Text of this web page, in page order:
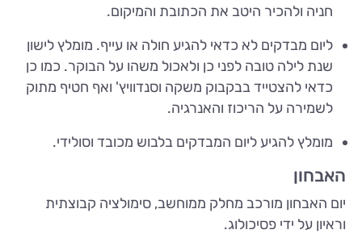
חניה ולהכיר היטב את הכתובת והמיקום.
ליום מבדקים לא כדאי להגיע חולה או עייף. מומלץ לישון
שנת לילה טובה לפני כן ולאכול משהו על הבוקר. כמו כן
כדאי להצטייד בבקבוק משקה וסנדוויץ' ואף חטיף מתוק
לשמירה על הריכוז והאנרגיה.
מומלץ להגיע ליום המבדקים בלבוש מכובד וסולידי.
האבחון
יום האבחון מורכב מחלק ממוחשב, סימולציה קבוצתית
וראיון על ידי פסיכולוג.